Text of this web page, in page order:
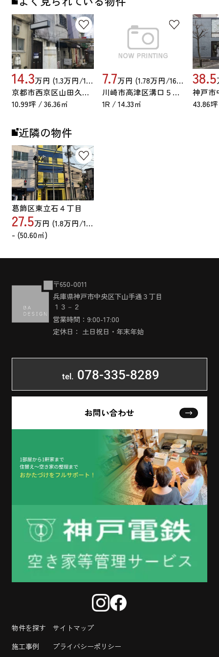
14.3万円 (1.3万円/16.05坪)
京都市西京区山田久田町
10.99坪 / 36.36㎡
7.7万円 (1.78万円/16.05坪)
川崎市高津区溝口５丁目
1R / 14.33㎡
38.5
43.86
近隣の物件
葛飾区東立石４丁目
27.5万円 (1.8万円/16.05坪)
- (50.60㎡)
〒650-0011
兵庫県神戸市中央区下山手通３丁目
１３－２
営業時間：9:00-17:00
定休日： 土日祝日・年末年始
tel. 078-335-8289
お問い合わせ
物件を探す
施工事例
サイトマップ
プライバシーポリシー